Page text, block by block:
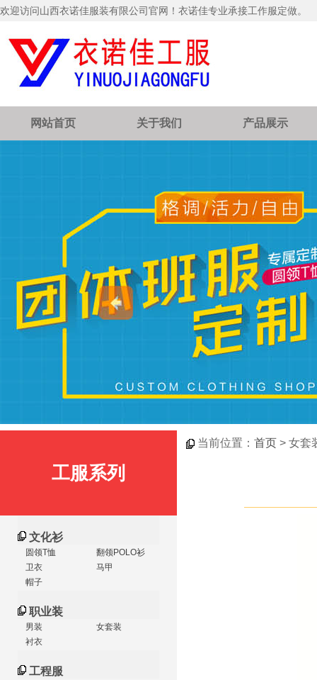
欢迎访问山西衣诺佳服装有限公司官网！衣诺佳专业承接工作服定做。
网站首页 关于我们 产品展示
工服系列
文化衫
圆领T恤
翻领POLO衫
卫衣
马甲
帽子
职业装
男装
女套装
衬衣
工程服
当前位置： 首页 > 女套